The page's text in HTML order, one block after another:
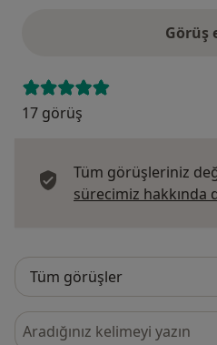
Görüş
17 görüş
Tüm görüşleriniz
sürecimiz hakkında
Görüşler içerisinde ara